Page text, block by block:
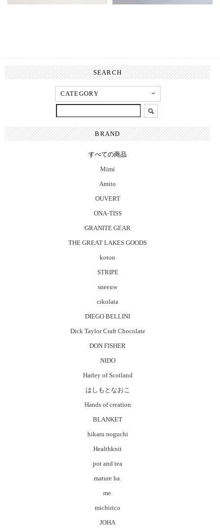
SEARCH
BRAND
すべての商品
Mimi
Amito
OUVERT
ONA-TISS
GRANITE GEAR
THE GREAT LAKES GOODS
koton
STRIPE
sneeuw
cikolata
DIEGO BELLINI
Dick Taylor Craft Chocolate
DON FISHER
NIDO
Harley of Scotland
はしもとなおこ
Hands of creation
BLANKET
hikaru noguchi
Healthknit
pot and tea
mature ha.
me.
michirico
JOHA